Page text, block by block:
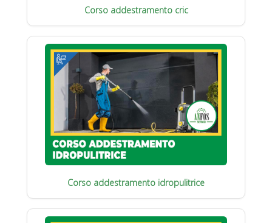
Corso addestramento cric
Corso addestramento idropulitrice